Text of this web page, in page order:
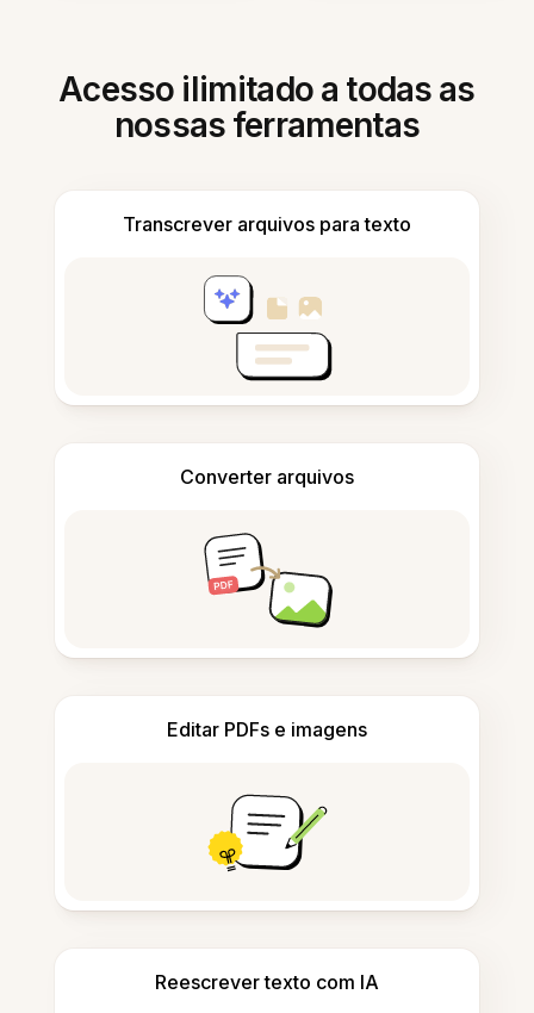
Acesso ilimitado a todas as
nossas ferramentas
Transcrever arquivos para texto
Converter arquivos
Editar PDFs e imagens
Reescrever texto com IA